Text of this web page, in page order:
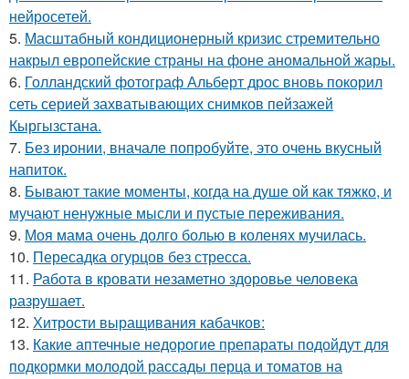
нейросетей.
5. Масштабный кондиционерный кризис стремительно
накрыл европейские страны на фоне аномальной жары.
6. Голландский фотограф Альберт дрос вновь покорил
сеть серией захватывающих снимков пейзажей
Кыргызстана.
7. Без иронии, вначале попробуйте, это очень вкусный
напиток.
8. Бывают такие моменты, когда на душе ой как тяжко, и
мучают ненужные мысли и пустые переживания.
9. Моя мама очень долго болью в коленях мучилась.
10. Пересадка огурцов без стресса.
11. Работа в кровати незаметно здоровье человека
разрушает.
12. Хитрости выращивания кабачков:
13. Какие аптечные недорогие препараты подойдут для
подкормки молодой рассады перца и томатов на